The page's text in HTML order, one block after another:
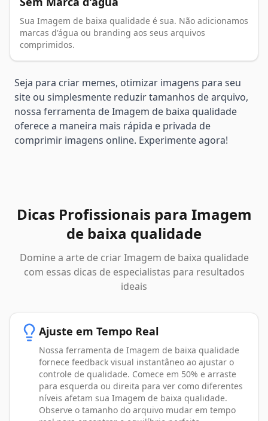
Sua Imagem de baixa qualidade é sua. Não adicionamos
marcas d'água ou branding aos seus arquivos
comprimidos.
Seja para criar memes, otimizar imagens para seu
site ou simplesmente reduzir tamanhos de arquivo,
nossa ferramenta de Imagem de baixa qualidade
oferece a maneira mais rápida e privada de
comprimir imagens online. Experimente agora!
Dicas Profissionais para Imagem
de baixa qualidade
Domine a arte de criar Imagem de baixa qualidade
com essas dicas de especialistas para resultados
ideais
Ajuste em Tempo Real
Nossa ferramenta de Imagem de baixa qualidade
fornece feedback visual instantâneo ao ajustar o
controle de qualidade. Comece em 50% e arraste
para esquerda ou direita para ver como diferentes
níveis afetam sua Imagem de baixa qualidade.
Observe o tamanho do arquivo mudar em tempo